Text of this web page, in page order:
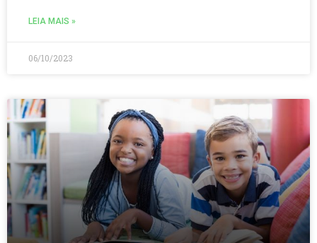
LEIA MAIS »
06/10/2023